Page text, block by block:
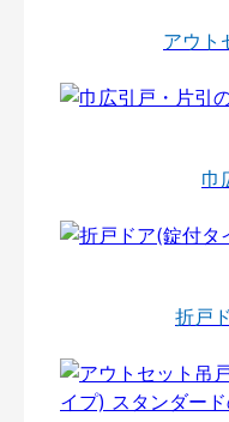
アウト
巾
折戸